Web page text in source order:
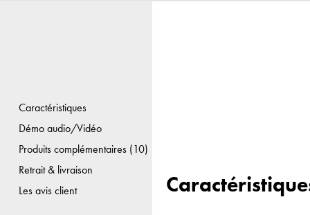
Caractéristiques
Démo audio/Vidéo
Produits complémentaires (10)
Retrait & livraison
Les avis client